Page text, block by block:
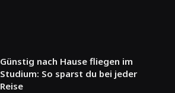
Günstig nach Hause fliegen im
Studium: So sparst du bei jeder
Reise